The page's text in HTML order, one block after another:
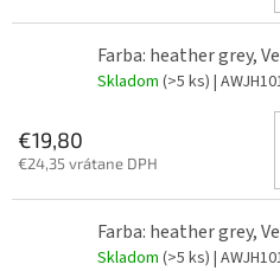
Farba: heather grey,
Skladom (>5 ks) |
€19,80
€24,35 vrátane DPH
Farba: heather grey,
Skladom (>5 ks) |